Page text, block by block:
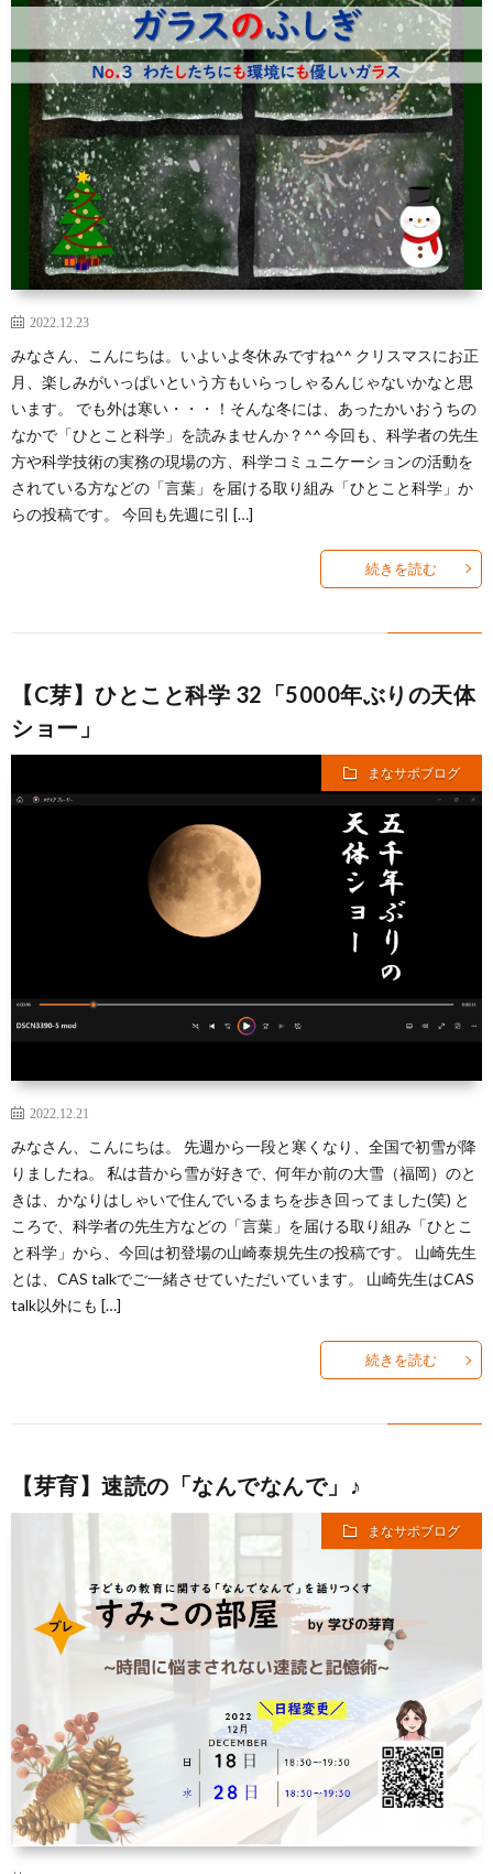
2022.12.23
みなさん、こんにちは。いよいよ冬休みですね^^ クリスマスにお正
月、楽しみがいっぱいという方もいらっしゃるんじゃないかなと思
います。 でも外は寒い・・・！そんな冬には、あったかいおうちの
なかで「ひとこと科学」を読みませんか？^^ 今回も、科学者の先生
方や科学技術の実務の現場の方、科学コミュニケーションの活動を
されている方などの「言葉」を届ける取り組み「ひとこと科学」か
らの投稿です。 今回も先週に引 […]
続きを読む
【C芽】ひとこと科学 32「5000年ぶりの天体
ショー」
まなサポブログ
2022.12.21
みなさん、こんにちは。 先週から一段と寒くなり、全国で初雪が降
りましたね。 私は昔から雪が好きで、何年か前の大雪（福岡）のと
きは、かなりはしゃいで住んでいるまちを歩き回ってました(笑) と
ころで、科学者の先生方などの「言葉」を届ける取り組み「ひとこ
と科学」から、今回は初登場の山崎泰規先生の投稿です。 山崎先生
とは、CAS talkでご一緒させていただいています。 山崎先生はCAS
talk以外にも […]
続きを読む
【芽育】速読の「なんでなんで」♪
まなサポブログ